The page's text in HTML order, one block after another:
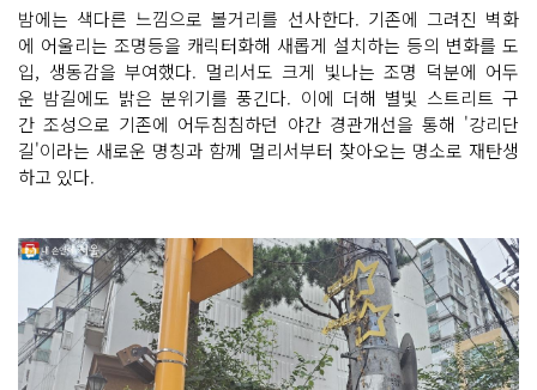
밤에는 색다른 느낌으로 볼거리를 선사한다. 기존에 그려진 벽화
에 어울리는 조명등을 캐릭터화해 새롭게 설치하는 등의 변화를 도
입, 생동감을 부여했다. 멀리서도 크게 빛나는 조명 덕분에 어두
운 밤길에도 밝은 분위기를 풍긴다. 이에 더해 별빛 스트리트 구
간 조성으로 기존에 어두침침하던 야간 경관개선을 통해 '강리단
길'이라는 새로운 명칭과 함께 멀리서부터 찾아오는 명소로 재탄생
하고 있다.